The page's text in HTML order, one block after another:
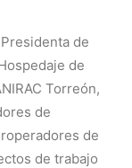
de
de
Torreón,
de
de
de trabajo